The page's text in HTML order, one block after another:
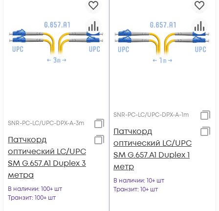
SNR-PC-LC/UPC-DPX-A-3m
Патчкорд
оптический LC/UPC
SM G.657.A1 Duplex 3
метра
В наличии: 100+ шт
Транзит: 100+ шт
SNR-PC-LC/UPC-DPX-A-1m
Патчкорд
оптический LC/UPC
SM G.657.A1 Duplex 1
метр
В наличии: 10+ шт
Транзит: 10+ шт